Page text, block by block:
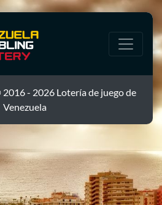
- 2026 Lotería de juego de
Venezuela